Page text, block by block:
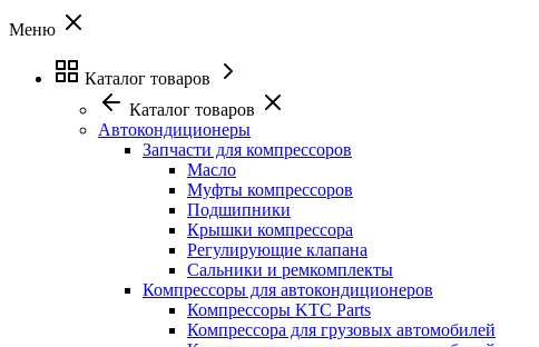
Меню
Каталог товаров
Каталог товаров
Автокондиционеры
Запчасти для компрессоров
Масло
Муфты компрессоров
Подшипники
Крышки компрессора
Регулирующие клапана
Сальники и ремкомплекты
Компрессоры для автокондиционеров
Компрессоры KTC Parts
Компрессора для грузовых автомобилей